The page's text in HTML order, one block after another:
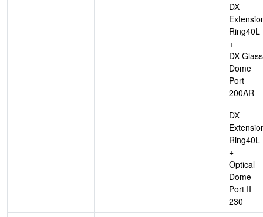
DX
Ring40L
+
DX Glass
Dome
Port
200AR
DX
Ring40L
+
Optical
Dome
Port II
230